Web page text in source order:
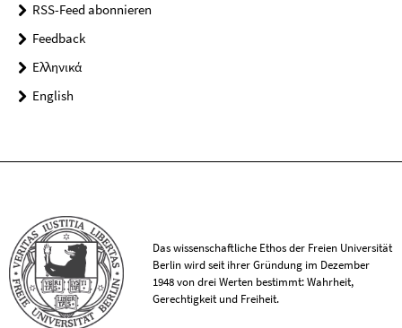
RSS-Feed abonnieren
Feedback
Ελληνικά
English
Das wissenschaftliche Ethos der Freien Universität
Berlin wird seit ihrer Gründung im Dezember
1948 von drei Werten bestimmt: Wahrheit,
Gerechtigkeit und Freiheit.